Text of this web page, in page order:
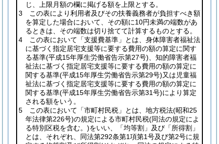
じ、上限月額の欄に掲げる額を上限とする。
3 この表により利用者及びその扶養義務者が負担すべき額
を算定した場合において、その額に10円未満の端数があ
るときは、その端数は切り捨てて計算するものとする。
4 この表において「支援費基準」とは、身体障害者福祉法
に基づく指定居宅支援等に要する費用の額の算定に関す
る基準(平成15年厚生労働省告示第27号) 、知的障害者福
祉法に基づく指定居宅支援等に要する費用の額の算定に
関する基準(平成15年厚生労働省告示第29号)又は児童福
祉法に基づく指定居宅支援等に要する費用の額の算定に
関する基準(平成15年厚生労働省告示第31号)により算定
される額をいう。
5 この表において「市町村民税」とは、地方税法(昭和25
年法律第226号)の規定による市町村民税(同法の規定によ
る特別区税を含む。)をいい、「均等割」及び「所得割」
とは、それぞれ、同法第292条第1項第1号及び第2号に規